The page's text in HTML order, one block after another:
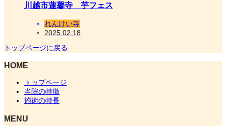
川越市蓮馨寺 芋フェス
れんけい寺
2025.02.18
トップページに戻る
HOME
トップページ
当院の特徴
施術の特長
MENU